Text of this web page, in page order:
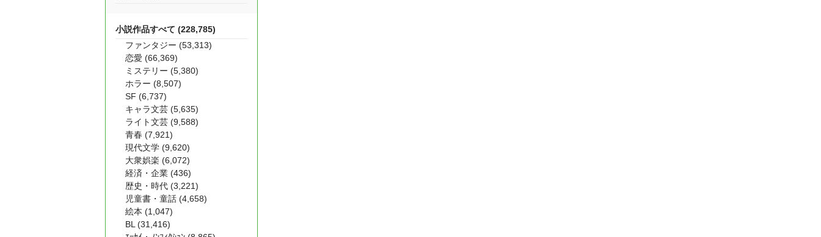
小説作品すべて (228,785)
ファンタジー (53,313)
恋愛 (66,369)
ミステリー (5,380)
ホラー (8,507)
SF (6,737)
キャラ文芸 (5,635)
ライト文芸 (9,588)
青春 (7,921)
現代文学 (9,620)
大衆娯楽 (6,072)
経済・企業 (436)
歴史・時代 (3,221)
児童書・童話 (4,658)
絵本 (1,047)
BL (31,416)